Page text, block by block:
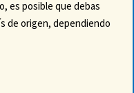
es posible que debas
de origen, dependiendo